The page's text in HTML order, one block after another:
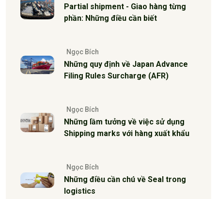
Partial shipment - Giao hàng từng
phần: Những điều cần biết
Ngọc Bích
Những quy định về Japan Advance
Filing Rules Surcharge (AFR)
Ngọc Bích
Những lầm tưởng về việc sử dụng
Shipping marks với hàng xuất khẩu
Ngọc Bích
Những điều cần chú về Seal trong
logistics